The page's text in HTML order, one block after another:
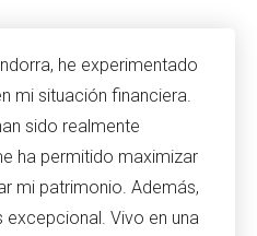
he experimentado
mi situación financiera.
sido realmente
ha permitido maximizar
mi patrimonio. Además,
excepcional. Vivo en una